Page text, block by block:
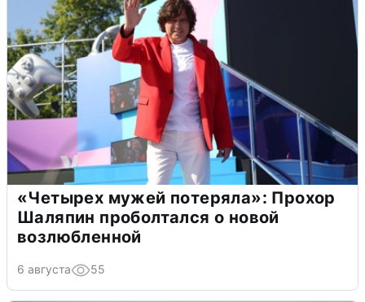
«Четырех мужей потеряла»: Прохор
Шаляпин проболтался о новой
возлюбленной
6 августа 55